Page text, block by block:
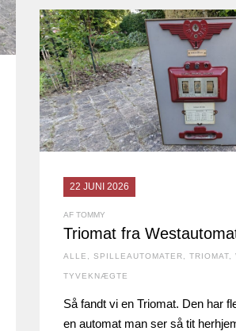
22 JUNI 2026
AF TOMMY
Triomat fra
ALLE SPILLEAUTOMATER TRIOMAT,
TYVEKNÆGTE
Så fandt vi en Triomat. Den har
en automat man ser så tit